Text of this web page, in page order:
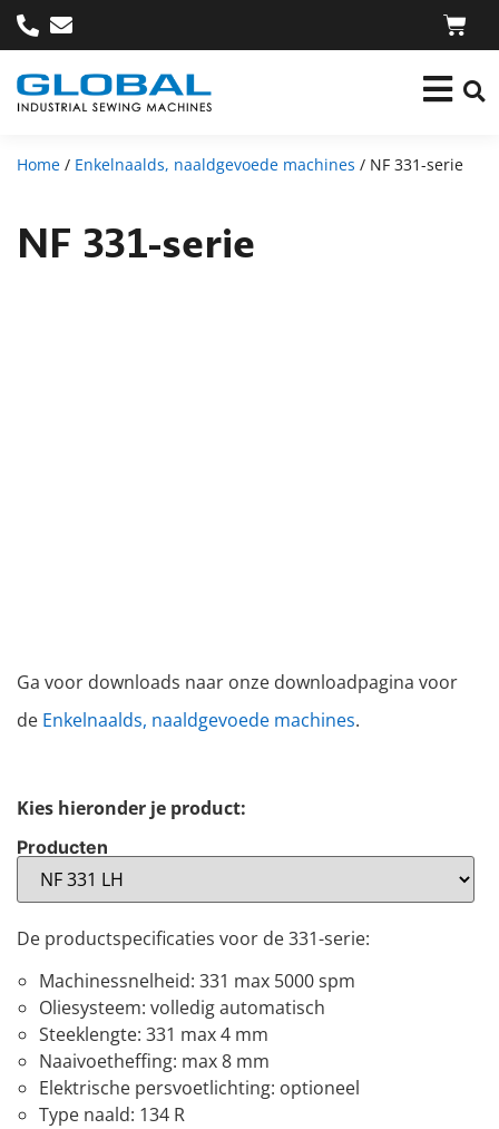
Home / Enkelnaalds, naaldgevoede machines / NF 331-serie
NF 331-serie
Ga voor downloads naar onze downloadpagina voor
de Enkelnaalds, naaldgevoede machines.
Producten
Kies hieronder je product:
De productspecificaties voor de 331-serie:
Machinessnelheid: 331 max 5000 spm
Oliesysteem: volledig automatisch
Steeklengte: 331 max 4 mm
Naaivoetheffing: max 8 mm
Elektrische persvoetlichting: optioneel
Type naald: 134 R